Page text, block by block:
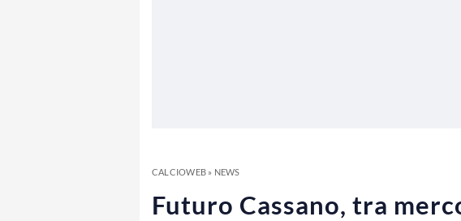
CALCIOWEB» NEWS
Futuro Cassano, tra